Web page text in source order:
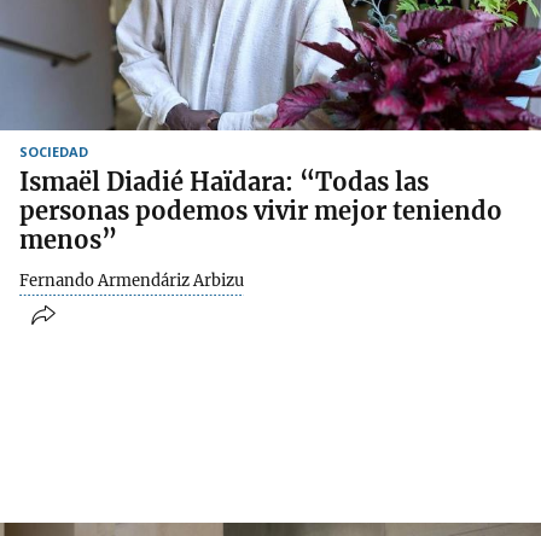
SOCIEDAD
Ismaël Diadié Haïdara: “Todas las
personas podemos vivir mejor teniendo
menos”
Fernando Armendáriz Arbizu